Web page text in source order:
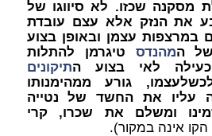
מסקנה שכזו. לא סיווגו של
את הנזק אלא עצם עובדת
במרצפות עצמן ובאופן בצוע
של המהנדס טיגרמן להתלות
כעילה לאי בצוע התיקונים
גורע ממהימנותו
עליו את החשד של נטייה
ומשלם את שכרו, קרי
אינה במקור).